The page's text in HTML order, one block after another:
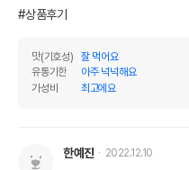
#상품후기
맛(기호성)
잘 먹어요
유통기한
아주 넉넉해요
가성비
최고에요
한예진 2022.12.10